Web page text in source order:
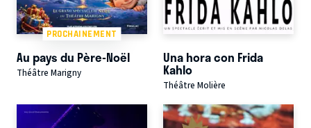
PROCHAINEMENT
Au pays du Père-Noël
Théâtre Marigny
Una hora con Frida
Kahlo
Théâtre Molière